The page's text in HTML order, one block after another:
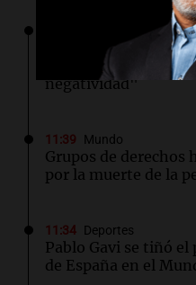
La revelación de
luego de su grave
negatividad"
11:39 Mundo
Grupos de derechos
por la muerte de la
11:34 Deportes
Pablo Gavi se tiñó
de España en el